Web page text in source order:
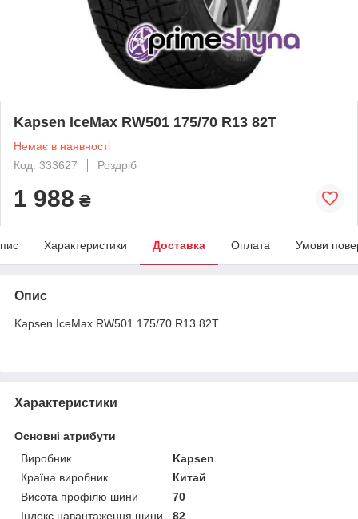
Kapsen IceMax RW501 175/70 R13 82T
Немає в наявності
Код: 333627
Роздріб
1 988 ₴
Характеристики Доставка Оплата Умови
Опис
Kapsen IceMax RW501 175/70 R13 82T
Характеристики
Основні атрибути
Виробник
Kapsen
Країна виробник
Китай
Висота профілю шини
70
Індекс навантаження шини
82